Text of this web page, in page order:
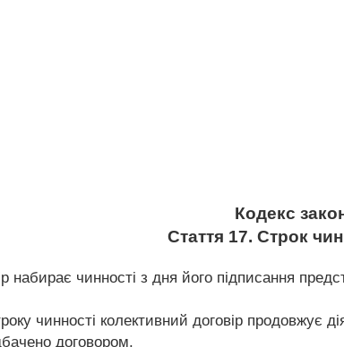
Кодекс
Стаття 17. Строк
набирає чинності з дня його підписання
чинності колективний договір
договором.